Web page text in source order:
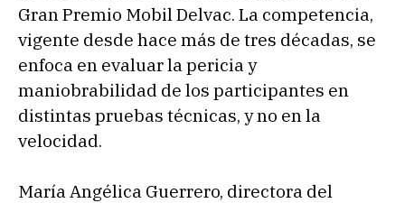
Gran Premio Mobil Delvac. La competencia,
vigente desde hace más de tres décadas, se
enfoca en evaluar la pericia y
maniobrabilidad de los participantes en
distintas pruebas técnicas, y no en la
velocidad.
María Angélica Guerrero, directora del